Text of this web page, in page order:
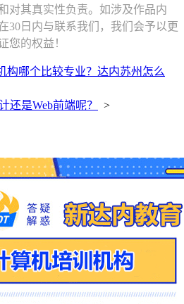
对其真实性负责。如涉及作品内
30日内与联系我们，我们会予以更
您的权益！
构哪个比较专业？达内苏州怎么
还是Web前端呢？ >